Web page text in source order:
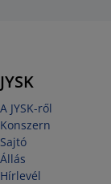
JYSK
A JYSK-ről
Konszern
Sajtó
Állás
Hírlevél